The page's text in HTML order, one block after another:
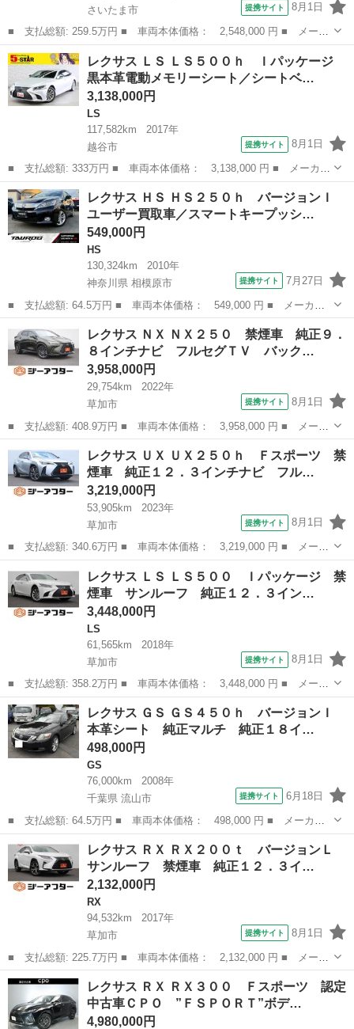
さいたま市
提携サイト 8月1日
■ 支払総額: 259.5万円 ■ 車両本体価格： 2,548,000 円 ■ メーカ
ー名： レクサス ■ 車種名： ＥＳ ■ グレード名： ＥＳ３００
ｈ 黒革 サンルーフ ブラインドスポット ヘッドアップディス
プレイ ...
埼玉 さいたま市
レクサス ＬＳ ＬＳ５００ｈ Ｉパッケージ
黒本革電動メモリーシート／シートベ…
3,138,000円
LS
117,582km
2017年
越谷市
提携サイト 8月1日
■ 支払総額: 333万円 ■ 車両本体価格： 3,138,000 円 ■ メーカー
名： レクサス ■ 車種名： ＬＳ ■ グレード名： ＬＳ５００
ｈ Ｉパッケージ 黒本革電動メモリーシート／シートベンチレーシ
ョン／３眼Ｌ...
埼玉 越谷市 LS
レクサス ＨＳ ＨＳ２５０ｈ バージョンＩ
ユーザー買取車／スマートキープッシ…
549,000円
HS
130,324km
2010年
神奈川県 相模原市
提携サイト 7月27日
■ 支払総額: 64.5万円 ■ 車両本体価格： 549,000 円 ■ メーカー
名： レクサス ■ 車種名： ＨＳ ■ グレード名： ＨＳ２５０
ｈ バージョンＩ ユーザー買取車／スマートキープッシュスタート
／本革シート／...
レクサス ＮＸ ＮＸ２５０ 禁煙車 純正９．
８インチナビ フルセグＴＶ バック…
3,958,000円
29,754km
2022年
草加市
提携サイト 8月1日
■ 支払総額: 408.9万円 ■ 車両本体価格： 3,958,000 円 ■ メーカ
ー名： レクサス ■ 車種名： ＮＸ ■ グレード名： ＮＸ２５
０ 禁煙車 純正９．８インチナビ フルセグＴＶ バックカメラ
アダプティ...
埼玉 草加市 レクサス
レクサス ＵＸ ＵＸ２５０ｈ Ｆスポーツ 禁
煙車 純正１２．３インチナビ フル…
3,219,000円
53,905km
2023年
草加市
提携サイト 8月1日
■ 支払総額: 340.6万円 ■ 車両本体価格： 3,219,000 円 ■ メーカ
ー名： レクサス ■ 車種名： ＵＸ ■ グレード名： ＵＸ２５０
ｈ Ｆスポーツ 禁煙車 純正１２．３インチナビ フルセグＴＶ
全周囲カ...
埼玉 草加市 レクサス
レクサス ＬＳ ＬＳ５００ Ｉパッケージ 禁
煙車 サンルーフ 純正１２．３イン…
3,448,000円
LS
61,565km
2018年
草加市
提携サイト 8月1日
■ 支払総額: 358.2万円 ■ 車両本体価格： 3,448,000 円 ■ メーカ
ー名： レクサス ■ 車種名： ＬＳ ■ グレード名： ＬＳ５０
０ Ｉパッケージ 禁煙車 サンルーフ 純正１２．３インチナビ
全周囲カメ...
埼玉 草加市 LS
レクサス ＧＳ ＧＳ４５０ｈ バージョンＩ
本革シート 純正マルチ 純正１８イ…
498,000円
GS
76,000km
2008年
千葉県 流山市
提携サイト 6月18日
■ 支払総額: 64.5万円 ■ 車両本体価格： 498,000 円 ■ メーカー
名： レクサス ■ 車種名： ＧＳ ■ グレード名： ＧＳ４５０
ｈ バージョンＩ 本革シート 純正マルチ 純正１８インチアル
ミ フルセグＴＶ...
千葉 流山市 GS
レクサス ＲＸ ＲＸ２００ｔ バージョンＬ
サンルーフ 禁煙車 純正１２．３イ…
2,132,000円
RX
94,532km
2017年
草加市
提携サイト 8月1日
■ 支払総額: 225.7万円 ■ 車両本体価格： 2,132,000 円 ■ メーカ
ー名： レクサス ■ 車種名： ＲＸ ■ グレード名： ＲＸ２００
ｔ バージョンＬ サンルーフ 禁煙車 純正１２．３インチナビ
フルセグ...
埼玉 草加市 RX
レクサス ＲＸ ＲＸ３００ Ｆスポーツ 認定
中古車ＣＰＯ ”ＦＳＰＯＲＴ”ボデ…
4,980,000円